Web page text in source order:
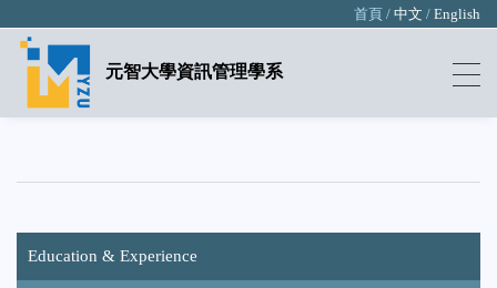
首頁 / 中文 / English
元智大學資訊管理學系
Education & Experience